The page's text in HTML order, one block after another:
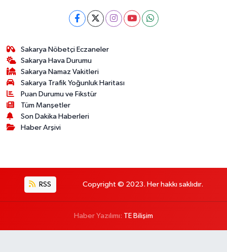
Sakarya Nöbetçi Eczaneler
Sakarya Hava Durumu
Sakarya Namaz Vakitleri
Sakarya Trafik Yoğunluk Haritası
Puan Durumu ve Fikstür
Tüm Manşetler
Son Dakika Haberleri
Haber Arşivi
RSS Copyright © 2023. Her hakkı saklıdır.
Haber Yazılımı: TE Bilişim